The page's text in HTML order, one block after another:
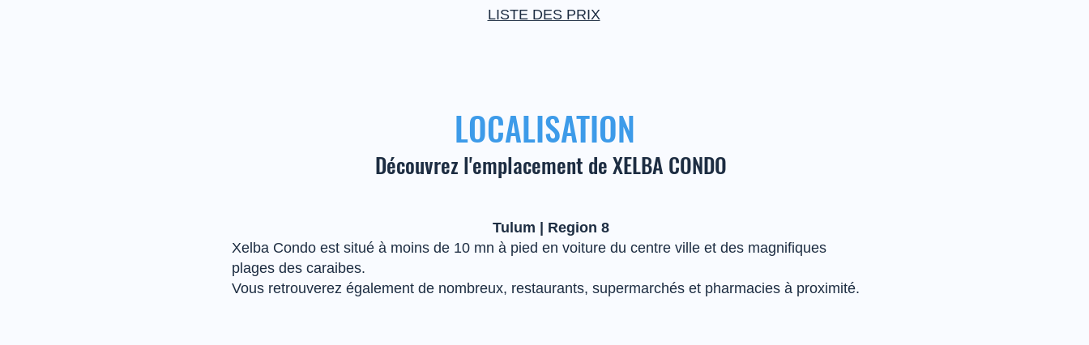
LISTE DES PRIX
LOCALISATION
Découvrez l'emplacement de XELBA CONDO
Tulum | Region 8
Xelba Condo est situé à moins de 10 mn à pied en voiture du centre ville et des magnifiques
plages des caraibes.
Vous retrouverez également de nombreux, restaurants, supermarchés et pharmacies à proximité.